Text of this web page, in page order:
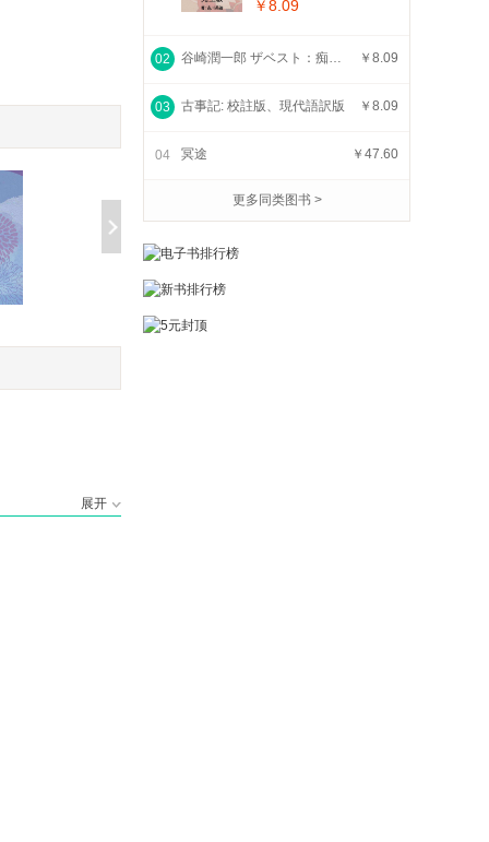
展开
御前、太閤夫人、
￥8.09
02 谷崎潤一郎 ザベスト：痴人の愛、秘密、陰翳礼讃、刺青、春琴抄 ￥8.09
03 古事記: 校註版、現代語訳版 ￥8.09
04 冥途 ￥47.60
更多同类图书 >